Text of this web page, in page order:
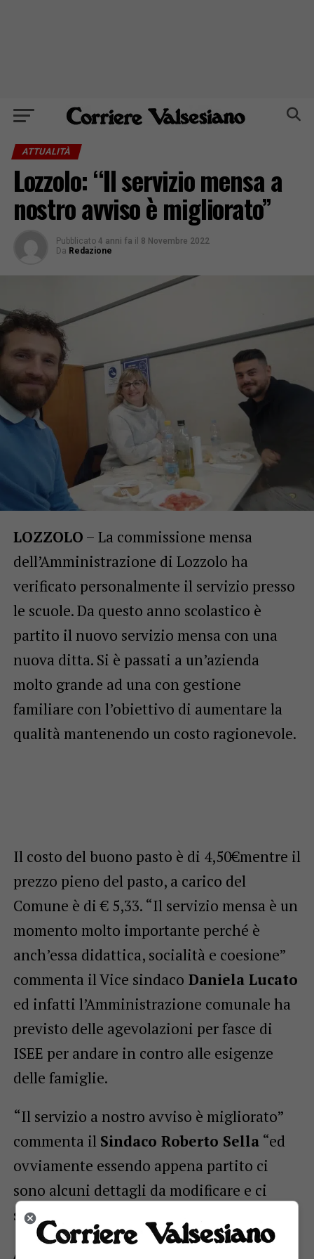
ATTUALITÀ
Lozzolo: “Il servizio mensa a
nostro avviso è migliorato”
Pubblicato 4 anni fa il 8 Novembre 2022
Da Redazione
LOZZOLO – La commissione mensa
dell’Amministrazione di Lozzolo ha
verificato personalmente il servizio presso
le scuole. Da questo anno scolastico è
partito il nuovo servizio mensa con una
nuova ditta. Si è passati a un’azienda
molto grande ad una con gestione
familiare con l’obiettivo di aumentare la
qualità mantenendo un costo ragionevole.
Il costo del buono pasto è di 4,50€mentre il
prezzo pieno del pasto, a carico del
Comune è di € 5,33. “Il servizio mensa è un
momento molto importante perché è
anch’essa didattica, socialità e coesione”
commenta il Vice sindaco Daniela Lucato
ed infatti l’Amministrazione comunale ha
previsto delle agevolazioni per fasce di
ISEE per andare in contro alle esigenze
delle famiglie.
“Il servizio a nostro avviso è migliorato”
commenta il Sindaco Roberto Sella“ed
ovviamente essendo appena partito ci
sono alcuni dettagli da modificare e ci
siamo già attivati in tal senso”.
ARGOMENTI CORRELATI: